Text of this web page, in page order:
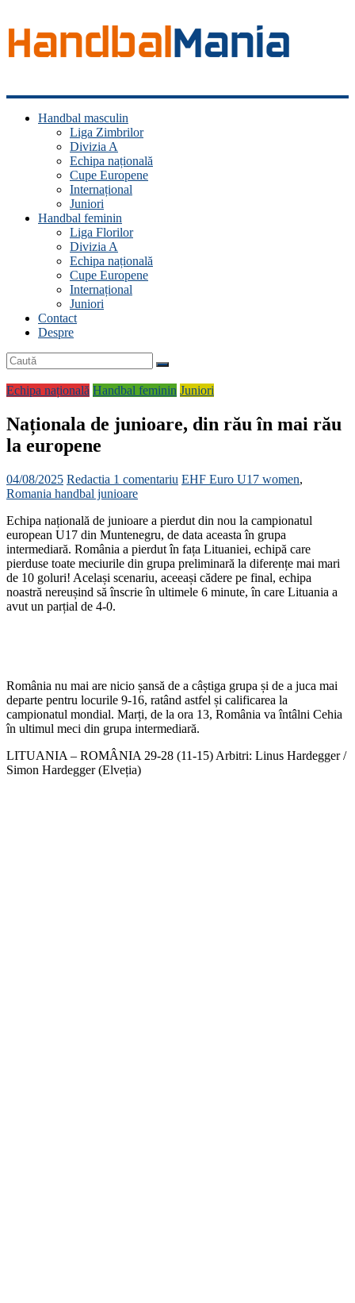
Handbal
ManiaHandbal masculin
Liga Zimbrilor
Divizia A
Echipa națională
Cupe Europene
Internațional
Juniori
Handbal feminin
Liga Florilor
Divizia A
Echipa națională
Cupe Europene
Internațional
Juniori
Contact
Despre
Echipa națională Handbal feminin Juniori
Naționala de junioare, din rău în mai rău
la europene
04/08/2025 Redactia 1 comentariu EHF Euro U17 women,
Romania handbal junioare
Echipa națională de junioare a pierdut din nou la campionatul
european U17 din Muntenegru, de data aceasta în grupa
intermediară. România a pierdut în fața Lituaniei, echipă care
pierduse toate meciurile din grupa preliminară la diferențe mai mari
de 10 goluri! Același scenariu, aceeași cădere pe final, echipa
noastră nereușind să înscrie în ultimele 6 minute, în care Lituania a
avut un parțial de 4-0.
România nu mai are nicio șansă de a câștiga grupa și de a juca mai
departe pentru locurile 9-16, ratând astfel și calificarea la
campionatul mondial. Marți, de la ora 13, România va întâlni Cehia
în ultimul meci din grupa intermediară.
LITUANIA – ROMÂNIA 29-28 (11-15) Arbitri: Linus Hardegger /
Simon Hardegger (Elveția)